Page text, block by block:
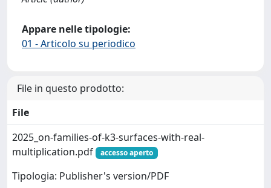
Appare nelle tipologie:
01 - Articolo su periodico
File in questo prodotto:
File
2025_on-families-of-k3-surfaces-with-real-
multiplication.pdf
accesso aperto
Tipologia: Publisher's version/PDF